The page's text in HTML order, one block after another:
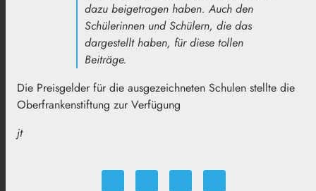
dazu beigetragen haben. Auch den
Schülerinnen und Schülern, die das
dargestellt haben, für diese tollen
Beiträge.
Die Preisgelder für die ausgezeichneten Schulen stellte die
Oberfrankenstiftung zur Verfügung
jt